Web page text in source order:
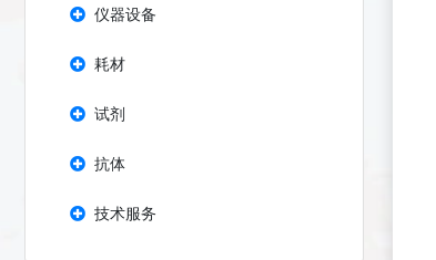
仪器设备
耗材
试剂
抗体
技术服务